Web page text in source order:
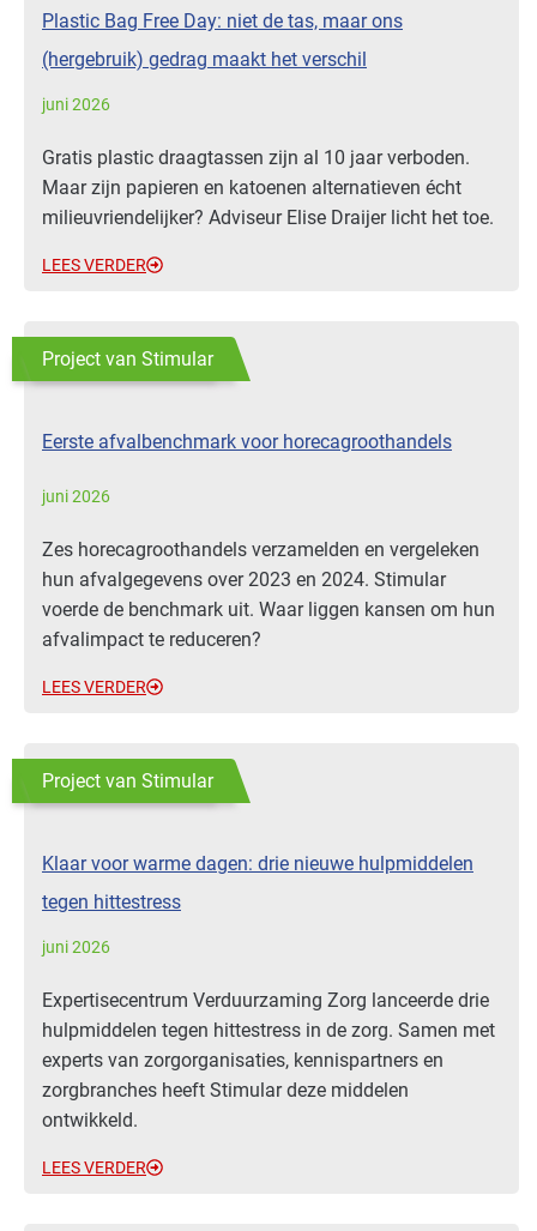
Plastic Bag Free Day: niet de tas, maar ons
(hergebruik) gedrag maakt het verschil
juni 2026
Gratis plastic draagtassen zijn al 10 jaar verboden.
Maar zijn papieren en katoenen alternatieven écht
milieuvriendelijker? Adviseur Elise Draijer licht het toe.
LEES VERDER
Project van Stimular
Eerste afvalbenchmark voor horecagroot­handels
juni 2026
Zes horecagroothandels verzamelden en vergeleken
hun afvalgegevens over 2023 en 2024. Stimular
voerde de benchmark uit. Waar liggen kansen om hun
afvalimpact te reduceren?
LEES VERDER
Project van Stimular
Klaar voor warme dagen: drie nieuwe hulpmiddelen
tegen hittestress
juni 2026
Expertisecentrum Verduurzaming Zorg lanceerde drie
hulpmiddelen tegen hittestress in de zorg. Samen met
experts van zorgorganisaties, kennispartners en
zorgbranches heeft Stimular deze middelen
ontwikkeld.
LEES VERDER